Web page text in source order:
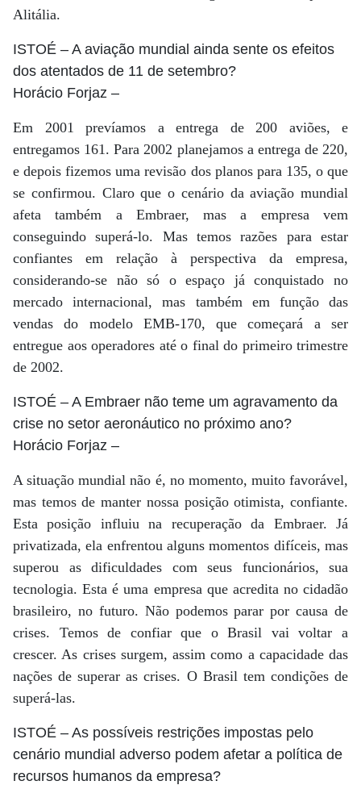
Alitália.
ISTOÉ – A aviação mundial ainda sente os efeitos
dos atentados de 11 de setembro?
Horácio Forjaz –
Em 2001 prevíamos a entrega de 200 aviões, e
entregamos 161. Para 2002 planejamos a entrega de 220,
e depois fizemos uma revisão dos planos para 135, o que
se confirmou. Claro que o cenário da aviação mundial
afeta também a Embraer, mas a empresa vem
conseguindo superá-lo. Mas temos razões para estar
confiantes em relação à perspectiva da empresa,
considerando-se não só o espaço já conquistado no
mercado internacional, mas também em função das
vendas do modelo EMB-170, que começará a ser
entregue aos operadores até o final do primeiro trimestre
de 2002.
ISTOÉ – A Embraer não teme um agravamento da
crise no setor aeronáutico no próximo ano?
Horácio Forjaz –
A situação mundial não é, no momento, muito favorável,
mas temos de manter nossa posição otimista, confiante.
Esta posição influiu na recuperação da Embraer. Já
privatizada, ela enfrentou alguns momentos difíceis, mas
superou as dificuldades com seus funcionários, sua
tecnologia. Esta é uma empresa que acredita no cidadão
brasileiro, no futuro. Não podemos parar por causa de
crises. Temos de confiar que o Brasil vai voltar a
crescer. As crises surgem, assim como a capacidade das
nações de superar as crises. O Brasil tem condições de
superá-las.
ISTOÉ – As possíveis restrições impostas pelo
cenário mundial adverso podem afetar a política de
recursos humanos da empresa?